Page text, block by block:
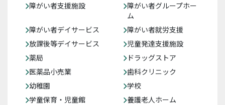
障がい者支援施設
障がい者グループホー
ム
障がい者デイサービス
障がい者就労支援
放課後等デイサービス
児童発達支援施設
薬局
ドラッグストア
医薬品小売業
歯科クリニック
幼稚園
学校
学童保育・児童館
養護老人ホーム